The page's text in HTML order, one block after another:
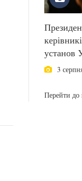
установ
3
Перейти до